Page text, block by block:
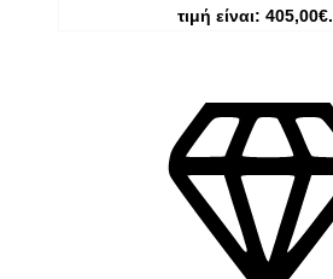
τιμή είναι: 405,00€.